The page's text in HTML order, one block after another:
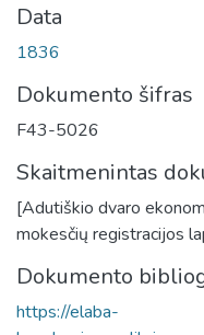
Data
1836
Dokumento šifras
F43-5026
Skaitmenintas
[Adutiškio dvaro
mokesčių registracijos
Dokumento
https://elaba-